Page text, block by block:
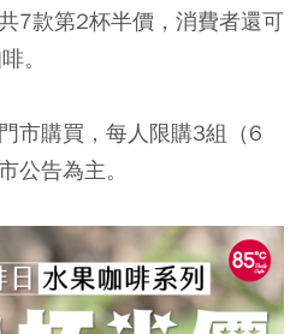
7款第2杯半價，消費者還可
。
市購買，每人限購3組（6
公告為主。